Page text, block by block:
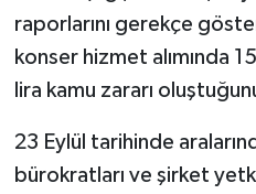
raporlarını gerekçe
konser hizmet alımında
lira kamu zararı
23 Eylül tarihinde
bürokratları ve şirket